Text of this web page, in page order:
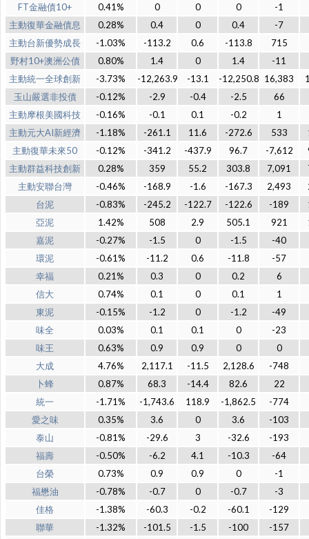
FT金融債10+
0.41% 0 0 0
-1
主動復華金融債息
0.28% 0.4 0 0.4
-7
主動台新優勢成長
-1.03% -113.2 0.6 -113.8
715
野村10+澳洲公債
0.80% 1.4 0 1.4
-11
主動統一全球創新
-3.73% -12,263.9 -13.1 -12,250.8 16,383
玉山嚴選非投債
-0.12% -2.9 -0.4 -2.5
66
主動摩根美國科技
-0.16% -0.1 0.1 -0.2
1
主動元大AI新經濟
-1.18% -261.1 11.6 -272.6 533
主動復華未來50
-0.12% -341.2 -437.9 96.7 -7,612
主動群益科技創新
0.28% 359 55.2 303.8 7,091
主動安聯台灣
-0.46% -168.9 -1.6 -167.3 2,493
台泥
-0.83% -245.2 -122.7 -122.6 -189
亞泥
1.42% 508 2.9 505.1 921
嘉泥
-0.27% -1.5 0 -1.5
-40
環泥
-0.61% -11.2 0.6 -11.8
-57
幸福
0.21% 0.3 0 0.2
6
信大
0.74% 0.1 0 0.1
1
東泥
-0.15% -1.2 0 -1.2
-49
味全
0.03% 0.1 0.1 0
-23
味王
0.63% 0.9 0.9 0
0
大成
4.76% 2,117.1 -11.5 2,128.6
-748
卜蜂
0.87% 68.3 -14.4 82.6
22
統一
-1.71% -1,743.6 118.9 -1,862.5
-774
愛之味
0.35% 3.6 0 3.6
-103
泰山
-0.81% -29.6 3 -32.6
-193
福壽
-0.50% -6.2 4.1 -10.3
-64
台榮
0.73% 0.9 0.9 0
-1
福懋油
-0.78% -0.7 0 -0.7
-3
佳格
-1.38% -60.3 -0.2 -60.1
-129
聯華
-1.32% -101.5 -1.5 -100
-157